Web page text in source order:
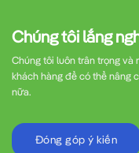
Chúng tôi lắng
Chúng tôi luôn trân trọng
khách hàng để có thể nâng
nữa.
Đóng góp ý kiến